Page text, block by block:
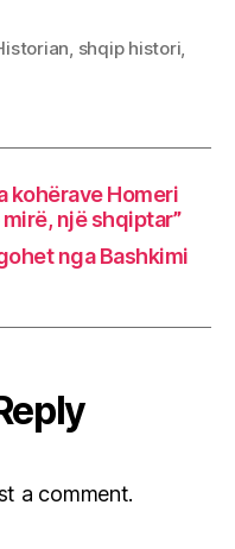
shqip histori
kohërave Homeri
një shqiptar”
nga Bashkimi
a comment.